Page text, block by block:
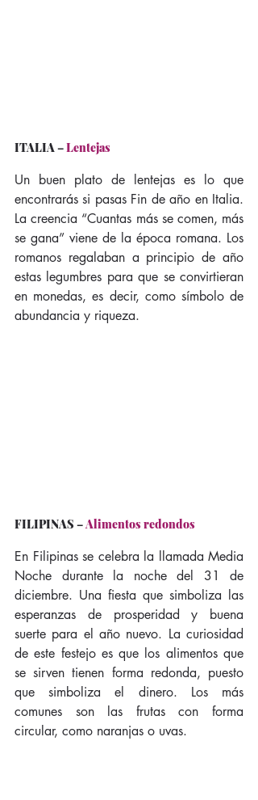
ITALIA – Lentejas
Un buen plato de lentejas es lo que
encontrarás si pasas Fin de año en Italia.
La creencia “Cuantas más se comen, más
se gana” viene de la época romana. Los
romanos regalaban a principio de año
estas legumbres para que se convirtieran
en monedas, es decir, como símbolo de
abundancia y riqueza.
FILIPINAS – Alimentos redondos
En Filipinas se celebra la llamada Media
Noche durante la noche del 31 de
diciembre. Una fiesta que simboliza las
esperanzas de prosperidad y buena
suerte para el año nuevo. La curiosidad
de este festejo es que los alimentos que
se sirven tienen forma redonda, puesto
que simboliza el dinero. Los más
comunes son las frutas con forma
circular, como naranjas o uvas.